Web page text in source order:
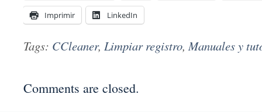
Imprimir LinkedIn
Tags: CCleaner, Limpiar registro,Manuales y
Comments are closed.